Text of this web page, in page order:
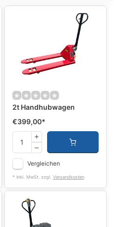
2t Handhubwagen
€399,00*
Vergleichen
* Inkl. MwSt. zzgl. Versandkosten